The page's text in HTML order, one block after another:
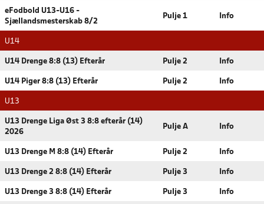
eFodbold U13-U16 -
Sjællandsmesterskab 8/2
Pulje 1 Info
U14
U14 Drenge 8:8 (13) Efterår Pulje 2 Info
U14 Piger 8:8 (13) Efterår Pulje 2 Info
U13
U13 Drenge Liga Øst 3 8:8 efterår (14)
2026
Pulje A Info
U13 Drenge M 8:8 (14) Efterår Pulje 2 Info
U13 Drenge 2 8:8 (14) Efterår Pulje 3 Info
U13 Drenge 3 8:8 (14) Efterår Pulje 3 Info